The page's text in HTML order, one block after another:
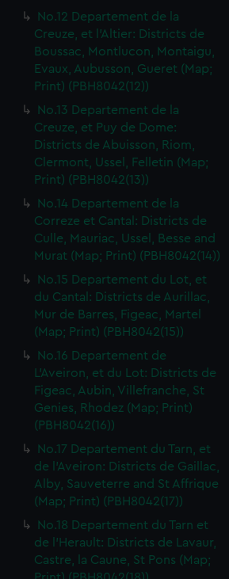
No.12 Departement de la
Creuze, et l'Altier: Districts de
Boussac, Montlucon, Montaigu,
Evaux, Aubusson, Gueret (Map;
Print) (PBH8042(12))
No.13 Departement de la
Creuze, et Puy de Dome:
Districts de Abuisson, Riom,
Clermont, Ussel, Felletin (Map;
Print) (PBH8042(13))
No.14 Departement de la
Correze et Cantal: Districts de
Culle, Mauriac, Ussel, Besse and
Murat (Map; Print) (PBH8042(14))
No.15 Departement du Lot, et
du Cantal: Districts de Aurillac,
Mur de Barres, Figeac, Martel
(Map; Print) (PBH8042(15))
No.16 Departement de
L'Aveiron, et du Lot: Districts de
Figeac, Aubin, Villefranche, St
Genies, Rhodez (Map; Print)
(PBH8042(16))
No.17 Departement du Tarn, et
de l'Aveiron: Districts de Gaillac,
Alby, Sauveterre and St Affrique
(Map; Print) (PBH8042(17))
No.18 Departement du Tarn et
de l'Herault: Districts de Lavaur,
Castre, la Caune, St Pons (Map;